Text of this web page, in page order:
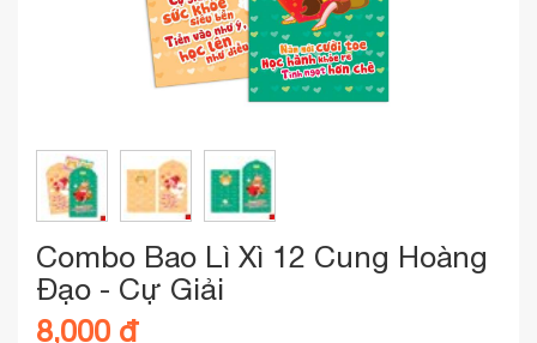
Combo Bao Lì Xì 12 Cung Hoàng
Đạo - Cự Giải
8,000 đ